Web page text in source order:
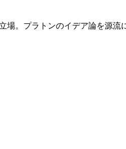
。プラトンのイデア論を源